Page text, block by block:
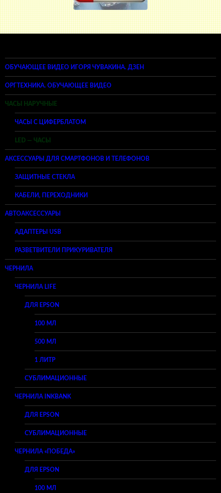
ОБУЧАЮЩЕЕ ВИДЕО ИГОРЯ ЧУВАКИНА. ДЗЕН
ОРГТЕХНИКА. ОБУЧАЮЩЕЕ ВИДЕО
ЧАСЫ НАРУЧНЫЕ
ЧАСЫ С ЦИФЕРБЛАТОМ
LED — ЧАСЫ
АКСЕССУАРЫ ДЛЯ СМАРТФОНОВ И ТЕЛЕФОНОВ
ЗАЩИТНЫЕ СТЕКЛА
КАБЕЛИ, ПЕРЕХОДНИКИ
АВТОАКСЕССУАРЫ
АДАПТЕРЫ USB
РАЗВЕТВИТЕЛИ ПРИКУРИВАТЕЛЯ
ЧЕРНИЛА
ЧЕРНИЛА LIFE
ДЛЯ EPSON
100 МЛ
500 МЛ
1 ЛИТР
СУБЛИМАЦИОННЫЕ
ЧЕРНИЛА INKBANK
ДЛЯ EPSON
СУБЛИМАЦИОННЫЕ
ЧЕРНИЛА «ПОБЕДА»
ДЛЯ EPSON
100 МЛ